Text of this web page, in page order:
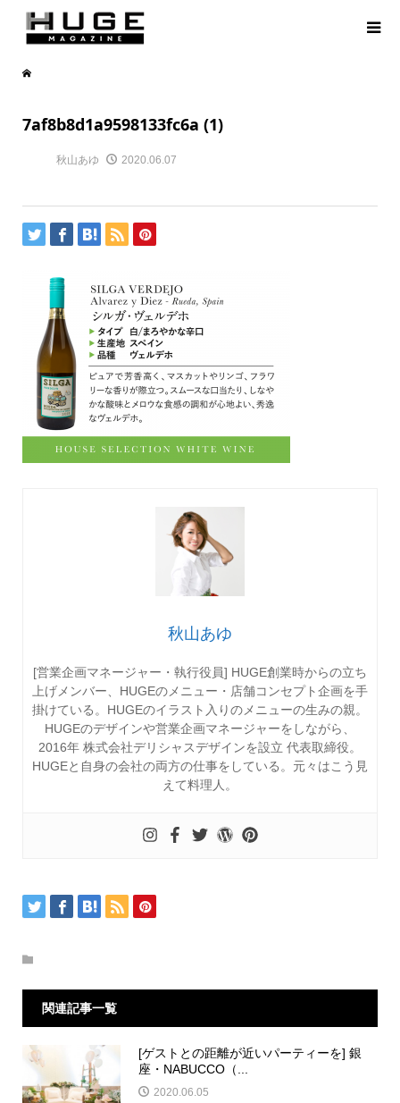
7af8b8d1a9598133fc6a (1)
秋山あゆ 2020.06.07
秋山あゆ
[営業企画マネージャー・執行役員] HUGE創業時からの立ち
上げメンバー、HUGEのメニュー・店舗コンセプト企画を手
掛けている。HUGEのイラスト入りのメニューの生みの親。
HUGEのデザインや営業企画マネージャーをしながら、
2016年 株式会社デリシャスデザインを設立 代表取締役。
HUGEと自身の会社の両方の仕事をしている。元々はこう見
えて料理人。
関連記事一覧
[ゲストとの距離が近いパーティーを] 銀
座・NABUCCO（...
2020.06.05